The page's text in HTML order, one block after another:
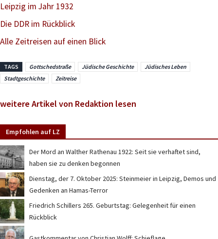
Leipzig im Jahr 1932
Die DDR im Rückblick
Alle Zeitreisen auf einen Blick
TAGS Gottschedstraße Jüdische Geschichte
Jüdisches Leben
Stadtgeschichte
Zeitreise
weitere Artikel von Redaktion lesen
Empfohlen auf LZ
Der Mord an Walther Rathenau 1922: Seit sie verhaftet sind,
haben sie zu denken begonnen
Dienstag, der 7. Oktober 2025: Steinmeier in Leipzig, Demos und
Gedenken an Hamas-Terror
Friedrich Schillers 265. Geburtstag: Gelegenheit für einen
Rückblick